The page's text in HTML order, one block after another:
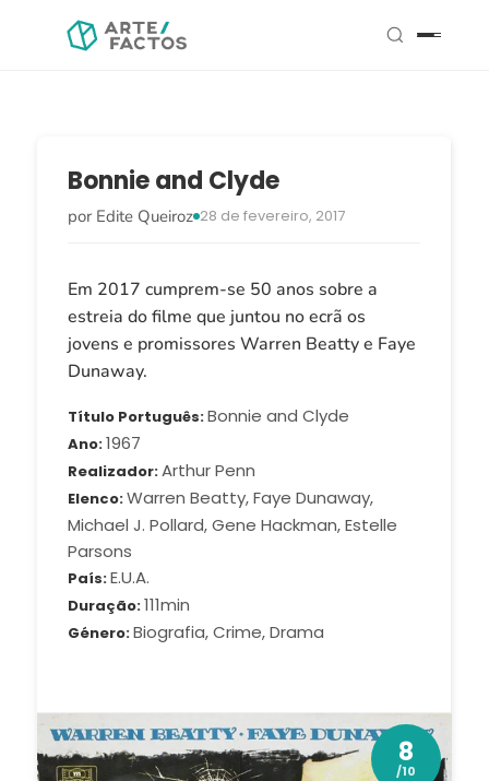
Bonnie and Clyde
por Edite Queiroz 28 de fevereiro, 2017
Em 2017 cumprem-se 50 anos sobre a
estreia do filme que juntou no ecrã os
jovens e promissores Warren Beatty e Faye
Dunaway.
Título Português Bonnie and Clyde
Ano 1967
Realizador Arthur Penn
Elenco Warren Beatty, Faye Dunaway,
Michael J. Pollard, Gene Hackman, Estelle
Parsons
País E.U.A.
Duração 111min
Género Biografia, Crime, Drama
8
/10